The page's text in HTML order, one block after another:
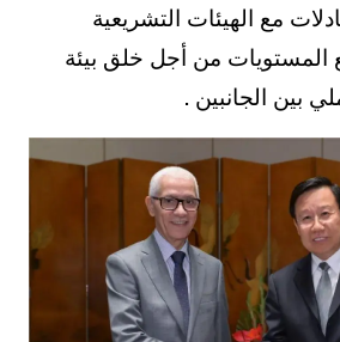
مع الهيئات التشريعية
المستويات من أجل خلق بيئة
بين الجانبين .